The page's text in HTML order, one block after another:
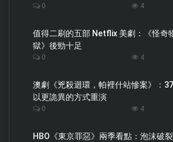
0 4
值得二刷的五部 Netflix 美劇：《怪奇
獄》後勁十足
0 4
澳劇《兇殺迴環，帕裡什站慘案》：
以更詭異的方式重演
0 4
HBO《東京罪惡》兩季看點：泡沫破